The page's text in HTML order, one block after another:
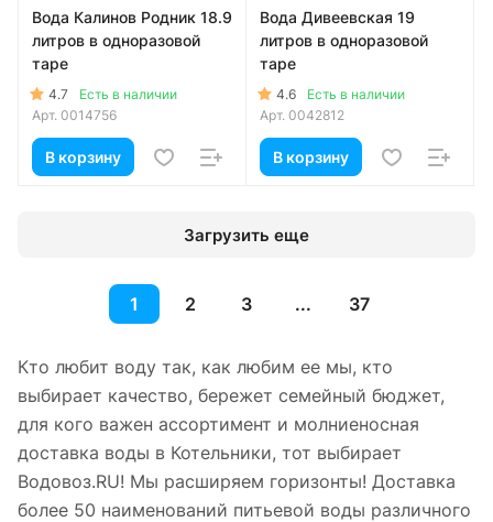
Вода Калинов Родник 18.9
литров в одноразовой
таре
4.7
Есть в наличии
Арт. 0014756
В корзину
Вода Дивеевская 19
литров в одноразовой
таре
4.6
Есть в наличии
Арт. 0042812
В корзину
Загрузить еще
1 2 3 ... 37
Кто любит воду так, как любим ее мы, кто
выбирает качество, бережет семейный бюджет,
для кого важен ассортимент и молниеносная
доставка воды в Котельники, тот выбирает
Водовоз.RU! Мы расширяем горизонты! Доставка
более 50 наименований питьевой воды различного